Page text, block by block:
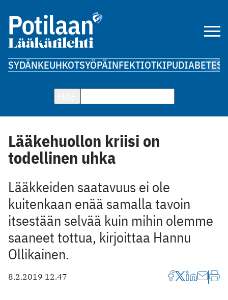
SYDÄNKEUHKOTSYÖPÄINFEKTIOTKIPUDIABETES
Lääkehuollon kriisi on
todellinen uhka
Lääkkeiden saatavuus ei ole
kuitenkaan enää samalla tavoin
itsestään selvää kuin mihin olemme
saaneet tottua, kirjoittaa Hannu
Ollikainen.
8.2.2019 12.47